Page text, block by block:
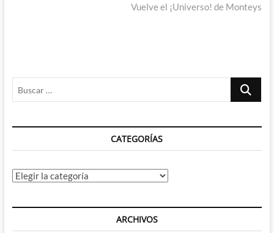
siguiente:
Vuelve el ¡Universo! de Monteys
Buscar
CATEGORÍAS
Categorías
ARCHIVOS